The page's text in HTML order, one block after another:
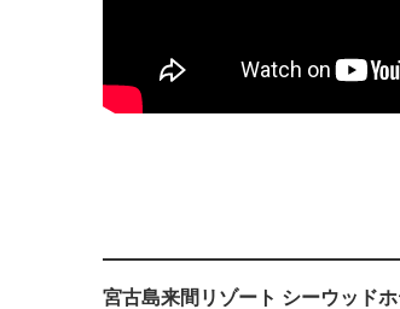
宮古島来間リゾート シーウッド